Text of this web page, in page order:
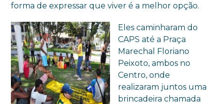
forma de expressar que viver é a melhor opção.
Eles caminharam do
CAPS até a Praça
Marechal Floriano
Peixoto, ambos no
Centro, onde
realizaram juntos uma
brincadeira chamada